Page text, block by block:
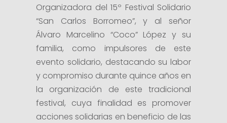
Organizadora del 15º Festival Solidario
“San Carlos Borromeo”, y al señor
Álvaro Marcelino “Coco” López y su
familia, como impulsores de este
evento solidario, destacando su labor
y compromiso durante quince años en
la organización de este tradicional
festival, cuya finalidad es promover
acciones solidarias en beneficio de las